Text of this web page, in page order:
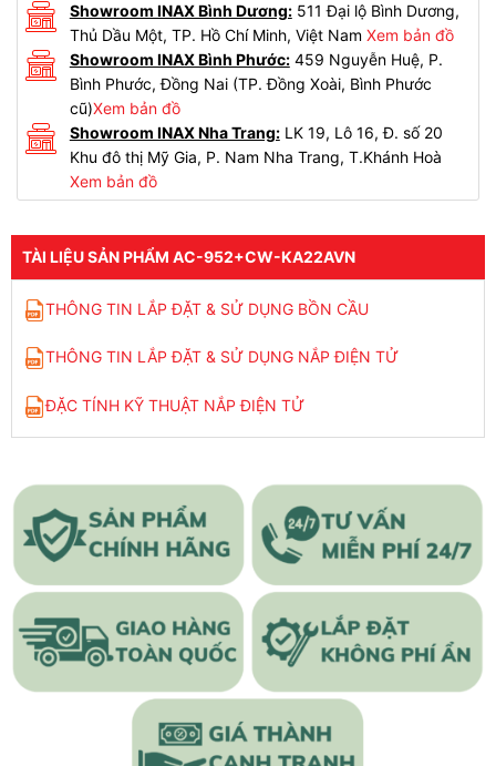
Showroom INAX Bình Dương:511 Đại lộ Bình Dương,
Thủ Dầu Một, TP. Hồ Chí Minh, Việt Nam Xem bản đồ
Showroom INAX Bình Phước:459 Nguyễn Huệ, P.
Bình Phước, Đồng Nai (TP. Đồng Xoài, Bình Phước
cũ)Xem bản đồ
Showroom INAX Nha Trang:LK 19, Lô 16, Đ. số 20
Khu đô thị Mỹ Gia, P. Nam Nha Trang, T.Khánh Hoà
Xem bản đồ
TÀI LIỆU SẢN PHẨM AC-952+CW-KA22AVN
THÔNG TIN LẮP ĐẶT & SỬ DỤNG BỒN CẦU
THÔNG TIN LẮP ĐẶT & SỬ DỤNG NẮP ĐIỆN TỬ
ĐẶC TÍNH KỸ THUẬT NẮP ĐIỆN TỬ